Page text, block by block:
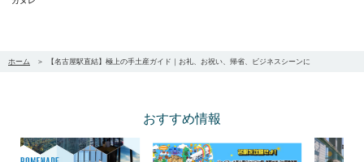
ホーム 【名古屋駅直結】極上の手土産ガイド｜お礼、お祝い、帰省、ビジネスシーンに
おすすめ情報